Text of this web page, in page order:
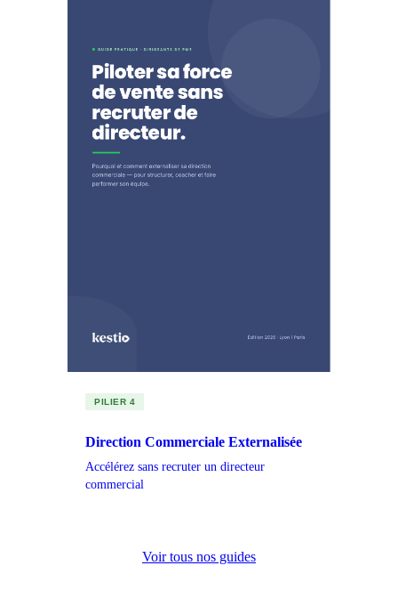
PILIER 4
Direction Commerciale Externalisée
Accélérez sans recruter un directeur
commercial
Voir tous nos guides